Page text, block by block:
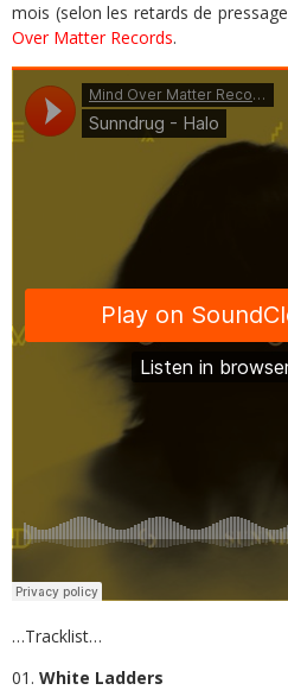
mois (selon les retards de
Over Matter Records.
…Tracklist…
01. White Ladders